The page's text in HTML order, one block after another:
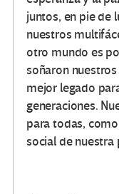
juntos, en pie de
nuestros
otro mundo es
soñaron
mejor legado
generaciones.
para todas,
social de nuestra